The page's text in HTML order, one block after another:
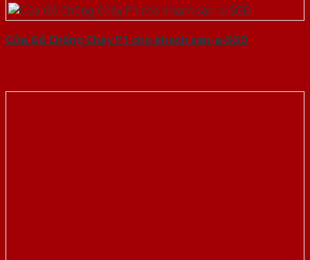
Cửa Gỗ Chống Cháy P1 cho khach san-a-SGD